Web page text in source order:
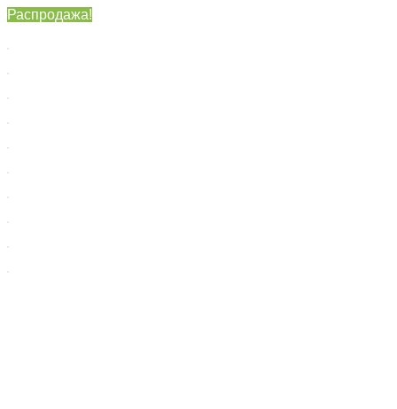
Распродажа!